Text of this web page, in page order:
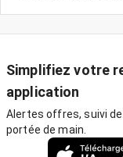
Simplifiez votre
application
Alertes offres, suivi
portée de main.